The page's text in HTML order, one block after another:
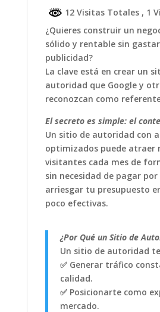
12 Visitas Totales , 1
¿Quieres construir un
sólido y rentable sin
publicidad?
La clave está en crear un
autoridad que Google y
reconozcan como
El secreto es simple: el
Un sitio de autoridad con
optimizados puede atraer
visitantes cada mes de
sin necesidad de pagar por
arriesgar tu presupuesto
poco efectivas.
¿Por Qué un Sitio de
Un sitio de autoridad
✅ Generar tráfico
calidad.
✅ Posicionarte como
mercado.